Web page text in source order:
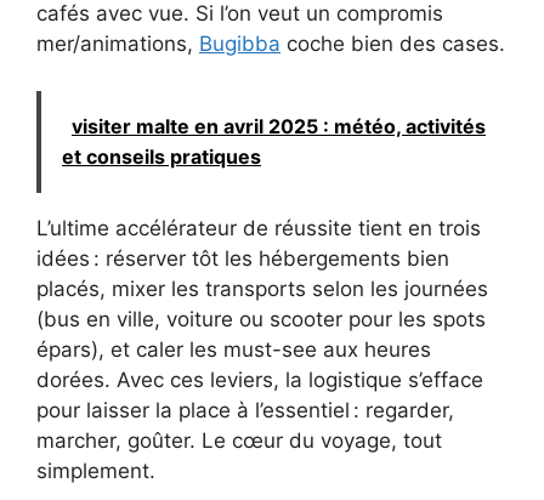
cafés avec vue. Si l’on veut un compromis
mer/animations, Bugibba coche bien des cases.
visiter malte en avril 2025 : météo, activités
et conseils pratiques
L’ultime accélérateur de réussite tient en trois
idées : réserver tôt les hébergements bien
placés, mixer les transports selon les journées
(bus en ville, voiture ou scooter pour les spots
épars), et caler les must-see aux heures
dorées. Avec ces leviers, la logistique s’efface
pour laisser la place à l’essentiel : regarder,
marcher, goûter. Le cœur du voyage, tout
simplement.